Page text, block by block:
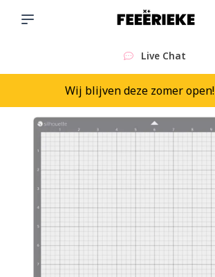
Live Chat
Wij blijven deze zomer open!